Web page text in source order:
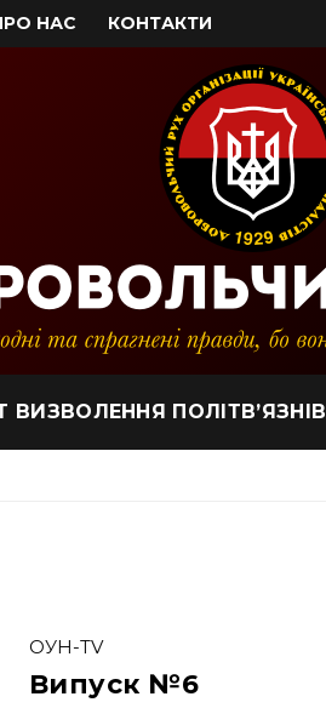
НАС КОНТАКТИ
ВИЗВОЛЕННЯ ПОЛІТВ’ЯЗНІВ
ОУН-TV
Випуск №6